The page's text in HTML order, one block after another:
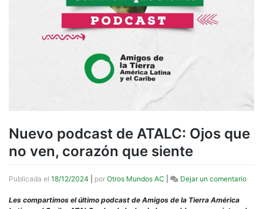
Nuevo podcast de ATALC: Ojos que
no ven, corazón que siente
Publicada el 18/12/2024 por Otros Mundos AC Dejar un comentarioen
Les compartimos el último podcast de Amigos de la Tierra América